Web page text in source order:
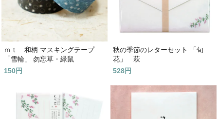
ｍｔ 和柄 マスキングテープ
「雪輪」 勿忘草・緑鼠
150円
秋の季節のレターセット 「旬
花」 萩
528円